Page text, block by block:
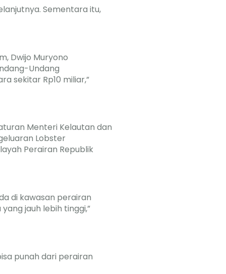
Sementara itu,
Dwijo Muryono
Undang
sekitar Rp10 miliar,”
Menteri Kelautan dan
Lobster
Perairan Republik
di kawasan perairan
jauh lebih tinggi,”
punah dari perairan